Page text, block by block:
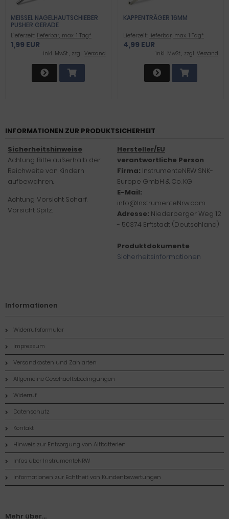
MEISSEL NAGELHAUTSCHIEBER P
USHER GERADE
Lieferzeit: lieferbar, max. 1 Tag*
1,99 EUR
inkl .MwSt., zzgl. Versand
KAPPENTRÄGER 16MM
Lieferzeit: lieferbar, max. 1 Tag*
4,99 EUR
inkl .MwSt., zzgl. Versand
INFORMATIONEN ZUR PRODUKTSICHERHEIT
Sicherheitshinweise
Achtung: Bitte außerhalb der
Reichweite von Kindern
aufbewahren.
Hersteller/EU
verantwortliche Person
Firma: InstrumenteNRW SNK-
Europe GmbH & Co. KG
E-Mail:
info@InstrumenteNrw.com
Adresse: Niederberger Weg 12
- 50374 Erftstadt (Deutschland)
Produktdokumente
Sicherheitsinformationen
Achtung: Vorsicht Scharf.
Vorsicht Spitz.
Informationen
Widerrufsformular
Impressum
Versandkosten und Zahlarten
Allgemeine Geschaeftsbedingungen
Widerruf
Datenschutz
Kontakt
Hinweis zur Entsorgung von Altbatterien
Infos über InstrumenteNRW
Informationen zur Echtheit von Kundenbewertungen
Mehr über...